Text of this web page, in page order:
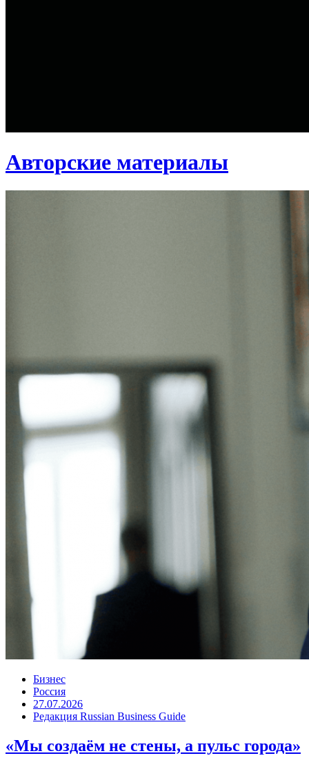
Авторские материалы
Бизнес
Россия
27.07.2026
Редакция Russian Business Guide
«Мы создаём не стены, а пульс города»